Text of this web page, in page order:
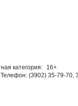
категория:
16+
Телефон: (3902) 35-79-